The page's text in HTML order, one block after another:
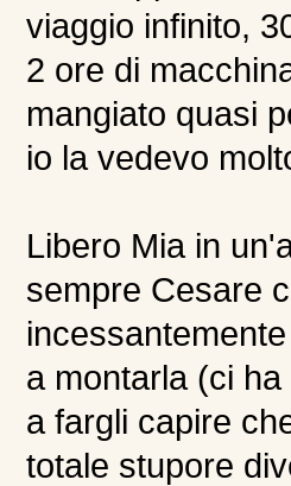
viaggio infinito,
2 ore di
mangiato quasi
io la vedevo
Libero Mia in
sempre Cesare
a montarla (ci
a fargli capire
totale stupore